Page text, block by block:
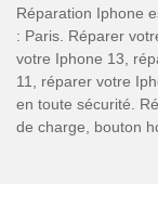
Réparation Iphone
: Paris. Réparer
votre Iphone 13,
11, réparer votre
en toute sécurité.
de charge, bouton